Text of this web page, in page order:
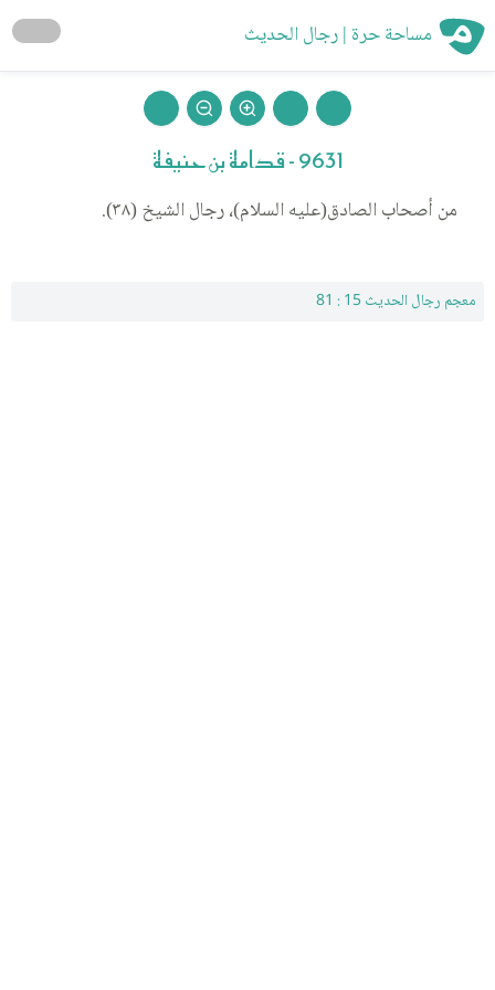
مساحة حرة | رجال الحديث
9631 - قدامة بن حنيفة
من أصحاب الصادق(عليه السلام)، رجال الشيخ (٣٨).
معجم رجال الحديث 15 : 81